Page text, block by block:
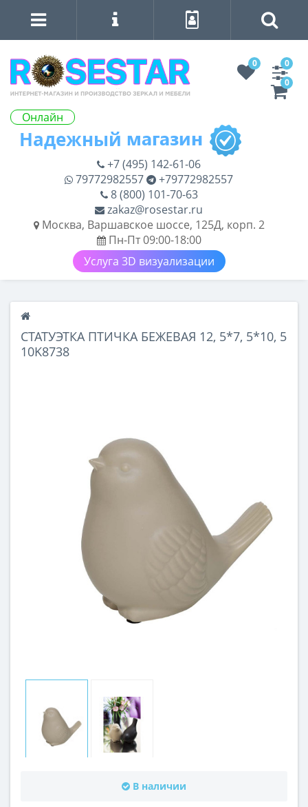
Онлайн
0
0
0
+7 (495) 142-61-06
79772982557
+79772982557
8 (800) 101-70-63
zakaz@rosestar.ru
Москва, Варшавское шоссе, 125Д, корп. 2
Пн-Пт 09:00-18:00
Услуга 3D визуализации
СТАТУЭТКА ПТИЧКА БЕЖЕВАЯ 12, 5*7, 5*10, 5
10K8738
В наличии